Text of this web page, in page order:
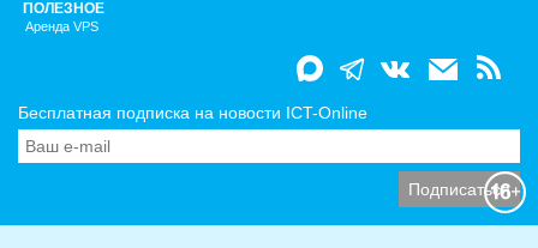
ПОЛЕЗНОЕ
Аренда VPS
Бесплатная подписка на новости ICT-Online